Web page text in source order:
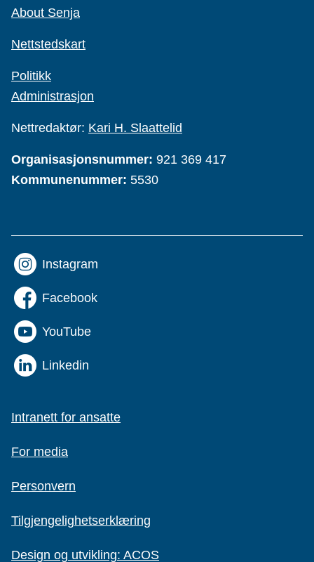
About Senja
Nettstedskart
Politikk
Administrasjon
Nettredaktør: Kari H. Slaattelid
Organisasjonsnummer: 921 369 417
Kommunenummer: 5530
Instagram
Facebook
YouTube
Linkedin
Intranett for ansatte
For media
Personvern
Tilgjengelighetserklæring
Design og utvikling: ACOS